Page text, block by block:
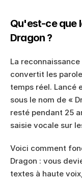
Qu'est-ce que
Dragon ?
La
convertit les
temps réel. Lancé
sous le nom de «
resté pendant 25
saisie vocale sur
Voici comment
Dragon : vous
textes à haute